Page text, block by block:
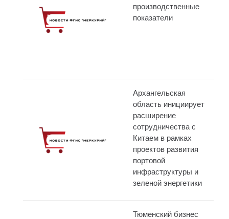
производственные
показатели
Архангельская
область инициирует
расширение
сотрудничества с
Китаем в рамках
проектов развития
портовой
инфраструктуры и
зеленой энергетики
Тюменский бизнес